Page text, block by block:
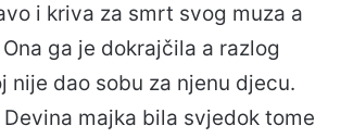
i kriva za smrt svog muza a
ga je dokrajčila a razlog
nije dao sobu za njenu djecu.
majka bila svjedok tome